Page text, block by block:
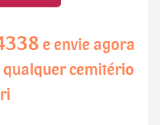
e envie agora
cemitério